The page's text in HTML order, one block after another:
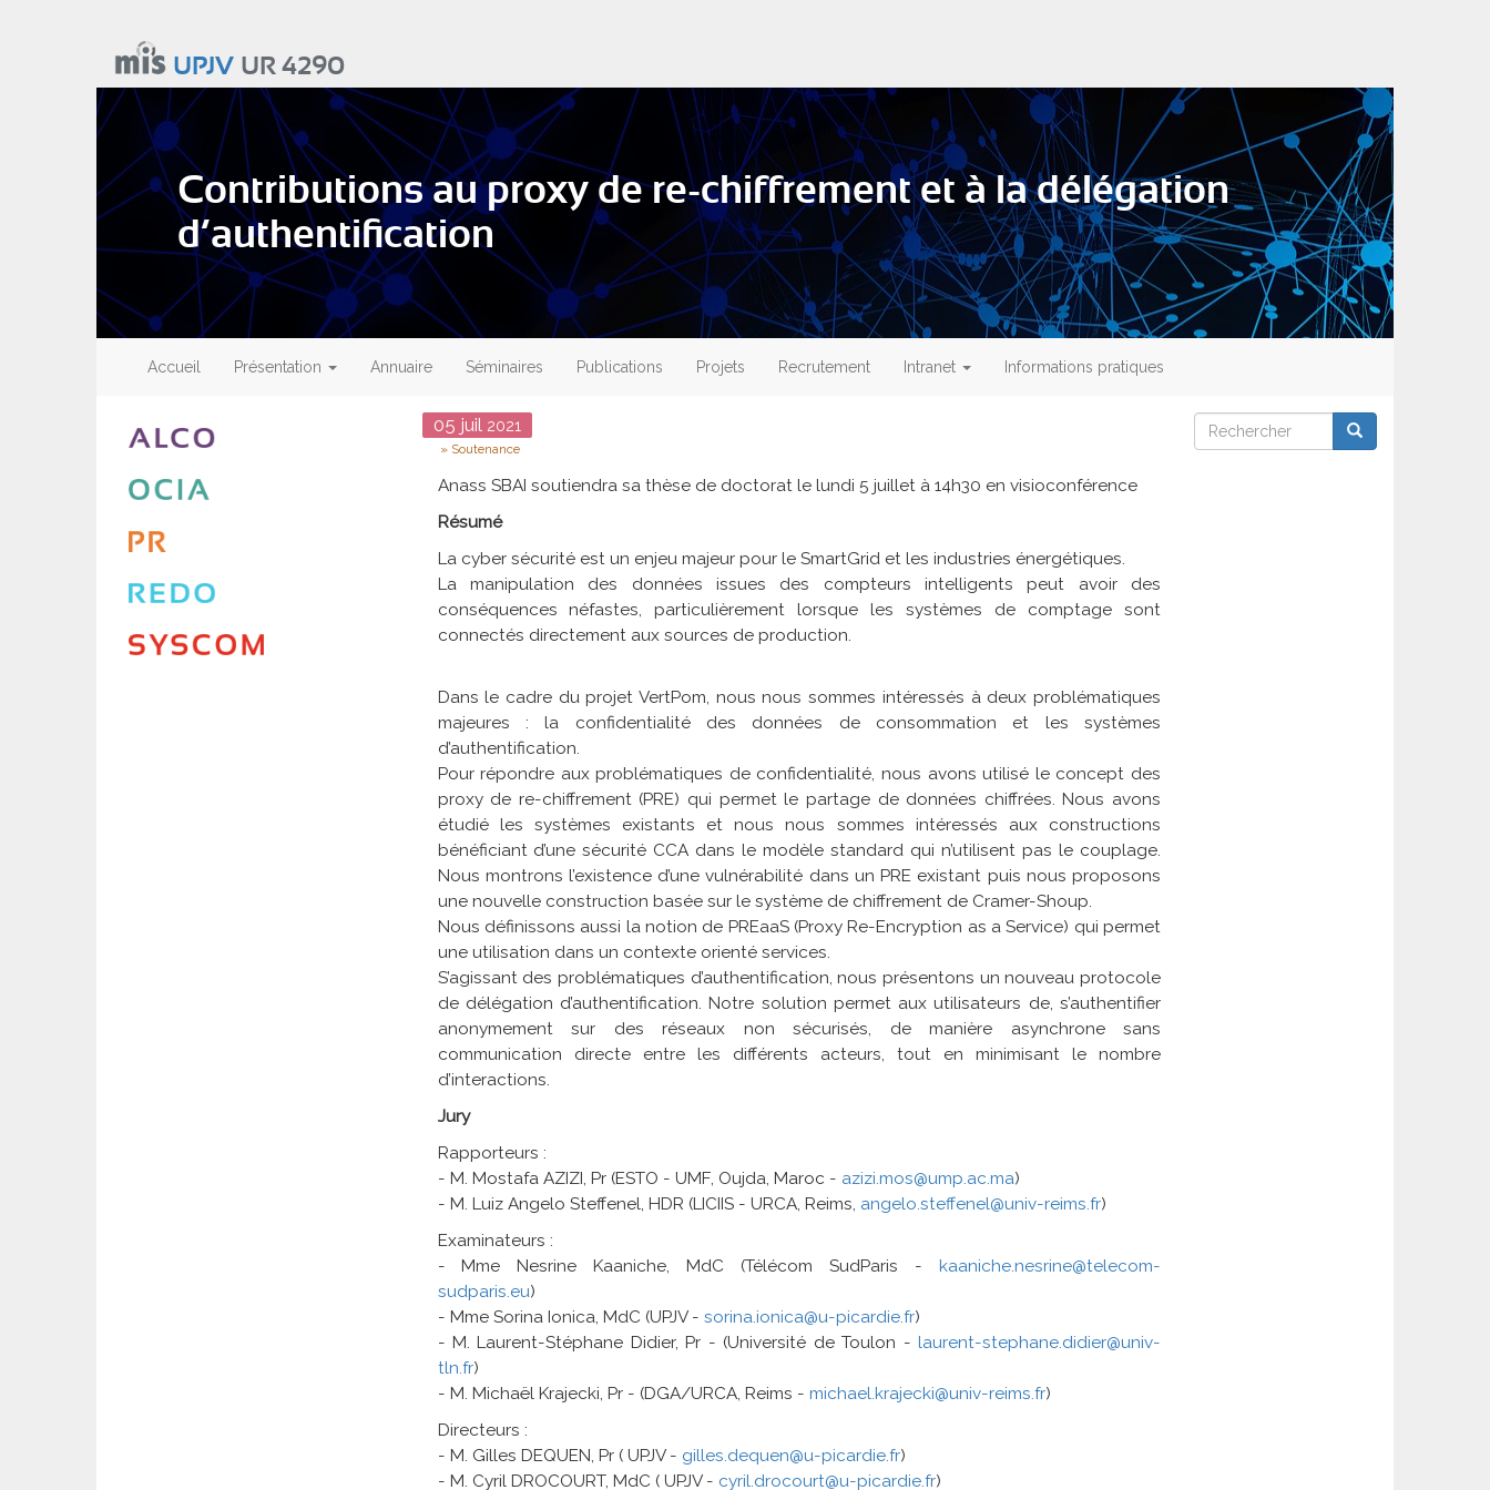
UPJVUR 4290
Contributions au proxy de re-chiffrement et à la délégation
d’authentification
Main
navigation
Accueil Présentation Annuaire Séminaires Publications Projets Recrutement Intranet Informations pratiques
Date
05 juil 2021
Type
Soutenance
Anass SBAI soutiendra sa thèse de doctorat le lundi 5 juillet à 14h30 en visioconférence
Résumé
La cyber sécurité est un enjeu majeur pour le SmartGrid et les industries énergétiques.
La manipulation des données issues des compteurs intelligents peut avoir des
conséquences néfastes, particulièrement lorsque les systèmes de comptage sont
connectés directement aux sources de production.
Dans le cadre du projet VertPom, nous nous sommes intéressés à deux problématiques
majeures : la confidentialité des données de consommation et les systèmes
d’authentification.
Pour répondre aux problématiques de confidentialité, nous avons utilisé le concept des
proxy de re-chiffrement (PRE) qui permet le partage de données chiffrées. Nous avons
étudié les systèmes existants et nous nous sommes intéressés aux constructions
bénéficiant d’une sécurité CCA dans le modèle standard qui n’utilisent pas le couplage.
Nous montrons l’existence d’une vulnérabilité dans un PRE existant puis nous proposons
une nouvelle construction basée sur le système de chiffrement de Cramer-Shoup.
Nous définissons aussi la notion de PREaaS (Proxy Re-Encryption as a Service) qui permet
une utilisation dans un contexte orienté services.
S’agissant des problématiques d’authentification, nous présentons un nouveau protocole
de délégation d’authentification. Notre solution permet aux utilisateurs de, s’authentifier
anonymement sur des réseaux non sécurisés, de manière asynchrone sans
communication directe entre les différents acteurs, tout en minimisant le nombre
d’interactions.
Jury
Rapporteurs :
- M. Mostafa AZIZI, Pr (ESTO - UMF, Oujda, Maroc - azizi.mos@ump.ac.ma)
- M. Luiz Angelo Steffenel, HDR (LICIIS - URCA, Reims, angelo.steffenel@univ-reims.fr)
Examinateurs :
- Mme Nesrine Kaaniche, MdC (Télécom SudParis - kaaniche.nesrine@telecom-
sudparis.eu)
- Mme Sorina Ionica, MdC (UPJV - sorina.ionica@u-picardie.fr)
- M. Laurent-Stéphane Didier, Pr - (Université de Toulon - laurent-stephane.didier@univ-
tln.fr)
- M. Michaël Krajecki, Pr - (DGA/URCA, Reims - michael.krajecki@univ-reims.fr)
Directeurs :
- M. Gilles DEQUEN, Pr ( UPJV - gilles.dequen@u-picardie.fr)
- M. Cyril DROCOURT, MdC ( UPJV - cyril.drocourt@u-picardie.fr)
Rechercher
Rechercher Rechercher